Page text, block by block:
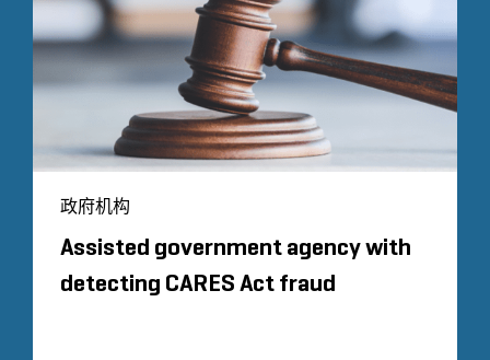
政府机构
Assisted government agency with
detecting CARES Act fraud